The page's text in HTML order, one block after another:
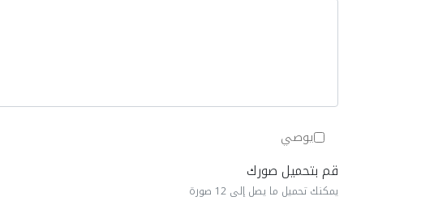
يوصي
قم بتحميل صورك
يمكنك تحميل ما يصل إلى 12 صورة